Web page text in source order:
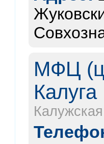
МФЦ
Калуга